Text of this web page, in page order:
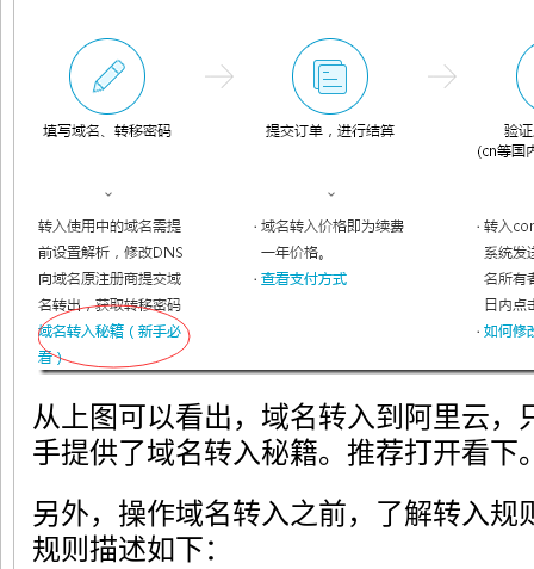
从上图可以看出，域名转入到阿里云，
手提供了域名转入秘籍。推荐打开看下
另外，操作域名转入之前，了解转入规
规则描述如下：